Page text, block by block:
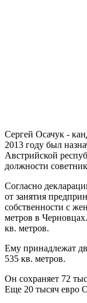
Сергей Осачук -
2013 году был
Австрийской
должности
Согласно
от занятия
собственности с
метров в
кв. метров.
Ему принадлежат
535 кв. метров.
Он сохраняет 72
Еще 20 тысяч евро